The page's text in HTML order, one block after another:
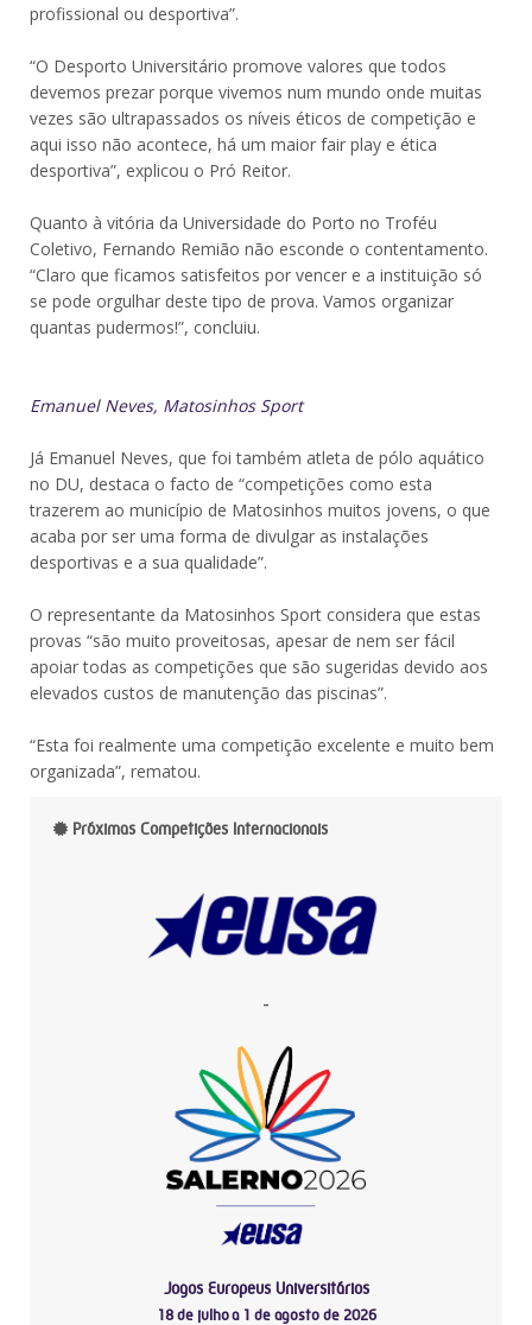
profissional ou desportiva”.
“O Desporto Universitário promove valores que todos
devemos prezar porque vivemos num mundo onde muitas
vezes são ultrapassados os níveis éticos de competição e
aqui isso não acontece, há um maior fair play e ética
desportiva”, explicou o Pró Reitor.
Quanto à vitória da Universidade do Porto no Troféu
Coletivo, Fernando Remião não esconde o contentamento.
“Claro que ficamos satisfeitos por vencer e a instituição só
se pode orgulhar deste tipo de prova. Vamos organizar
quantas pudermos!”, concluiu.
Emanuel Neves, Matosinhos Sport
Já Emanuel Neves, que foi também atleta de pólo aquático
no DU, destaca o facto de “competições como esta
trazerem ao município de Matosinhos muitos jovens, o que
acaba por ser uma forma de divulgar as instalações
desportivas e a sua qualidade”.
O representante da Matosinhos Sport considera que estas
provas “são muito proveitosas, apesar de nem ser fácil
apoiar todas as competições que são sugeridas devido aos
elevados custos de manutenção das piscinas”.
“Esta foi realmente uma competição excelente e muito bem
organizada”, rematou.
Próximas Competições Internacionais
-
Jogos Europeus Universitários
18 de julho a 1 de agosto de 2026